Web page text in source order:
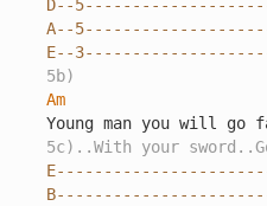
D--
A--
E--
5b)
Am
5c)..With your